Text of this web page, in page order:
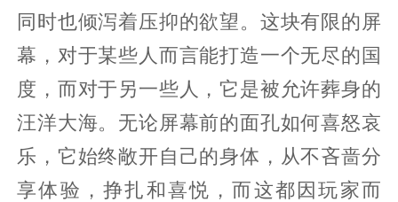
同时也倾泻着压抑的欲望。这块有限的屏
幕，对于某些人而言能打造一个无尽的国
度，而对于另一些人，它是被允许葬身的
汪洋大海。无论屏幕前的面孔如何喜怒哀
乐，它始终敞开自己的身体，从不吝啬分
享体验，挣扎和喜悦，而这都因玩家而